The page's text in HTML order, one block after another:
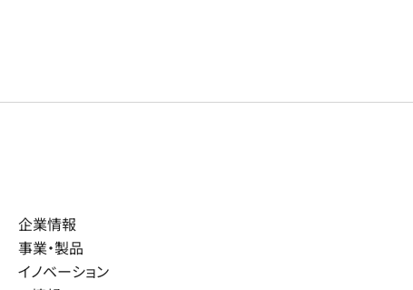
企業情報
事業・製品
イノベーション